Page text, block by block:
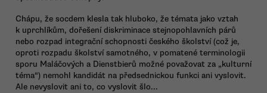
Chápu, že socdem klesla tak hluboko, že témata jako vztah
k uprchlíkům, dořešení diskriminace stejnopohlavních párů
nebo rozpad integrační schopnosti českého školství (což je,
oproti rozpadu školství samotného, v pomatené terminologii
sporu Maláčových a Dienstbierů možné považovat za „kulturní
téma“) nemohl kandidát na předsednickou funkci ani vyslovit.
Ale nevyslovit ani to, co vyslovit šlo...